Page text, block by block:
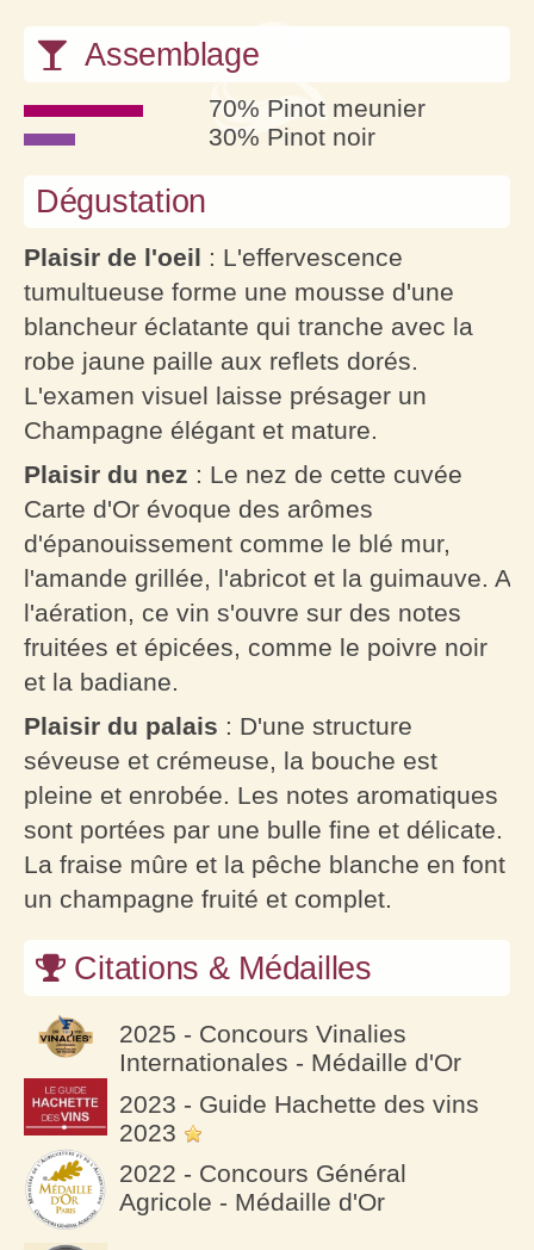
Assemblage
70% Pinot meunier
30% Pinot noir
Dégustation
Plaisir de l'oeil : L'effervescence
tumultueuse forme une mousse d'une
blancheur éclatante qui tranche avec la
robe jaune paille aux reflets dorés.
L'examen visuel laisse présager un
Champagne élégant et mature.
Plaisir du nez : Le nez de cette cuvée
Carte d'Or évoque des arômes
d'épanouissement comme le blé mur,
l'amande grillée, l'abricot et la guimauve. A
l'aération, ce vin s'ouvre sur des notes
fruitées et épicées, comme le poivre noir
et la badiane.
Plaisir du palais : D'une structure
séveuse et crémeuse, la bouche est
pleine et enrobée. Les notes aromatiques
sont portées par une bulle fine et délicate.
La fraise mûre et la pêche blanche en font
un champagne fruité et complet.
Citations & Médailles
2025 - Concours Vinalies
Internationales - Médaille d'Or
2023 - Guide Hachette des vins
2023
2022 - Concours Général
Agricole - Médaille d'Or